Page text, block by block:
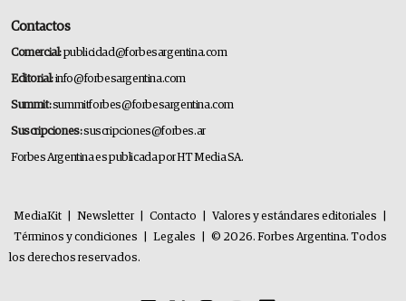
Contactos
Comercial:publicidad@forbesargentina.com
Editorial:info@forbesargentina.com
Summit:summitforbes@forbesargentina.com
Suscripciones:suscripciones@forbes.ar
Forbes Argentina es publicada por HT Media SA.
MediaKit Newsletter Contacto Valores y estándares editoriales
Términos y condiciones
Legales
© 2026. Forbes Argentina. Todos
los derechos reservados.